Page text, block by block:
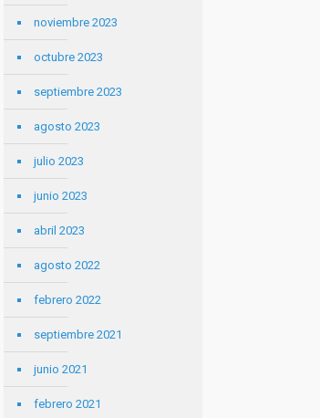
noviembre 2023
octubre 2023
septiembre 2023
agosto 2023
julio 2023
junio 2023
abril 2023
agosto 2022
febrero 2022
septiembre 2021
junio 2021
febrero 2021